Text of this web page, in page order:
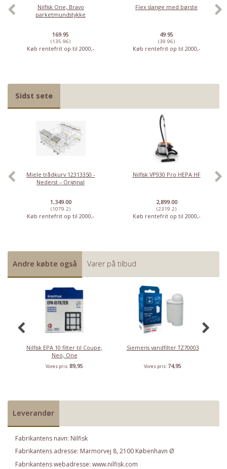
Nilfisk One, Bravo
parketmundstykke
169.95
(135.96)
Køb rentefrit op til 2000,-
Flex slange med børste
49.95
(39.96)
Køb rentefrit op til 2000,-
Sidst sete
Miele trådkurv 12313350 -
Nederst – Original
1,349.00
(1079.2)
Køb rentefrit op til 2000,-
Nilfisk VP930 Pro HEPA HF
2,899.00
(2319.2)
Køb rentefrit op til 2000,-
Andre købte også Varer på tilbud
Nilfisk EPA 10 filter til Coupe,
Neo, One
Vores pris:89,95
Siemens vandfilter TZ70003
Vores pris: 74,95
Leverandør
Fabrikantens navn: Nilfisk
Fabrikantens adresse: Marmorvej 8, 2100 København Ø
Fabrikantens webadresse: www.nilfisk.com